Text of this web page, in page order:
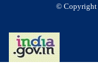
© Copyright